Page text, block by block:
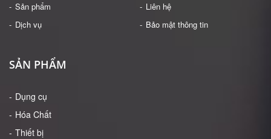
Sản phẩm
Dịch vụ
Liên hệ
Bảo mật thông tin
SẢN PHẨM
Dụng cụ
Hóa Chất
Thiết bị